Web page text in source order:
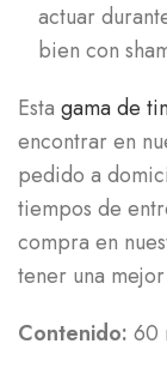
actuar
bien con
Esta gama de
encontrar en
pedido a
tiempos de
compra en
tener una
Contenido: 60